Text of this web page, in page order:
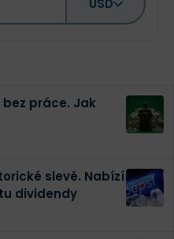
USD
práce. Jak
slevě. Nabízí
dividendy